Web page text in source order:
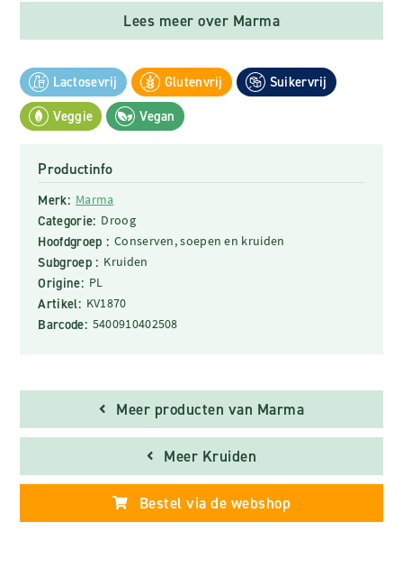
Lees meer over Marma
Lactosevrij Glutenvrij
Suikervrij
Veggie
Vegan
Productinfo
Merk: Marma
Categorie: Droog
Hoofdgroep : Conserven, soepen en kruiden
Subgroep : Kruiden
Origine: PL
Artikel: KV1870
Barcode: 5400910402508
Meer producten van Marma
Meer Kruiden
Bestel via de webshop